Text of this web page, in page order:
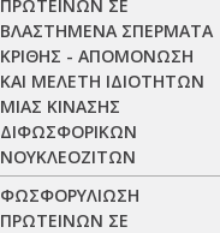
ΠΡΩΤΕΙΝΩΝ ΣΕ
ΒΛΑΣΤΗΜΕΝΑ ΣΠΕΡΜΑΤΑ
ΚΡΙΘΗΣ - ΑΠΟΜΟΝΩΣΗ
ΚΑΙ ΜΕΛΕΤΗ ΙΔΙΟΤΗΤΩΝ
ΜΙΑΣ ΚΙΝΑΣΗΣ
ΔΙΦΩΣΦΟΡΙΚΩΝ
ΝΟΥΚΛΕΟΖΙΤΩΝ
ΦΩΣΦΟΡΥΛΙΩΣΗ
ΠΡΩΤΕΙΝΩΝ ΣΕ